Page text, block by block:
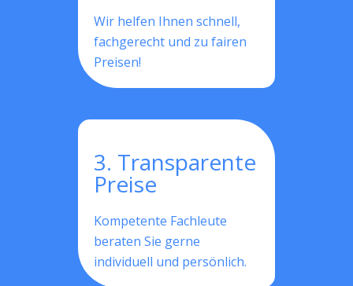
Wir helfen Ihnen schnell,
fachgerecht und zu fairen
Preisen!
3. Transparente
Preise
Kompetente Fachleute
beraten Sie gerne
individuell und persönlich.